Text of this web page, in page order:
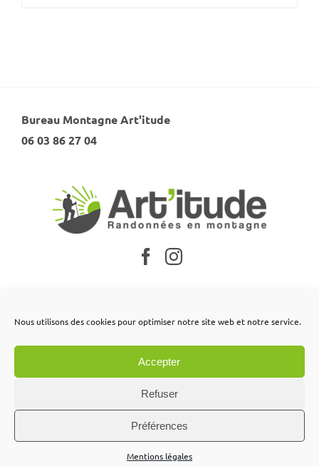
Nous utilisons des cookies pour optimiser notre site web et notre service.
Accepter
Refuser
Préférences
Mentions légales
Bureau Montagne Art'itude
06 03 86 27 04
Nos partenaires
Conditions générales de vente
Site réalisé parLabo Web Création